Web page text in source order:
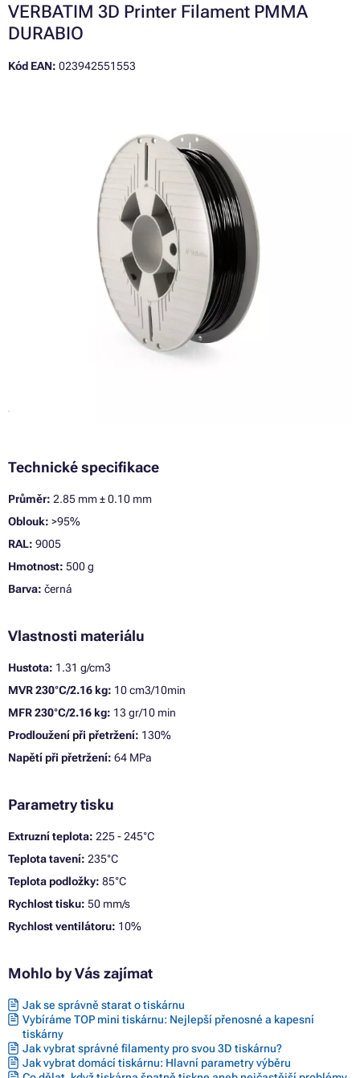
VERBATIM 3D Printer Filament PMMA
DURABIO
Kód EAN: 023942551553
Technické specifikace
Průměr: 2.85 mm ± 0.10 mm
Oblouk: >95%
RAL: 9005
Hmotnost: 500 g
Barva: černá
Vlastnosti materiálu
Hustota: 1.31 g/cm3
MVR 230°C/2.16 kg: 10 cm3/10min
MFR 230°C/2.16 kg: 13 gr/10 min
Prodloužení při přetržení: 130%
Napětí při přetržení: 64 MPa
Parametry tisku
Extruzní teplota: 225 - 245°C
Teplota tavení: 235°C
Teplota podložky: 85°C
Rychlost tisku: 50 mm/s
Rychlost ventilátoru: 10%
Mohlo by Vás zajímat
Jak se správně starat o tiskárnu
Vybíráme TOP mini tiskárnu: Nejlepší přenosné a kapesní
tiskárny
Jak vybrat správné filamenty pro svou 3D tiskárnu?
Jak vybrat domácí tiskárnu: Hlavní parametry výběru